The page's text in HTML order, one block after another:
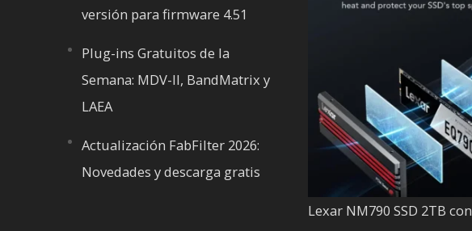
versión para firmware 4.51
Plug-ins Gratuitos de la
Semana: MDV-II, BandMatrix y
LAEA
Actualización FabFilter 2026:
Novedades y descarga gratis
Lexar NM790 SSD 2TB con